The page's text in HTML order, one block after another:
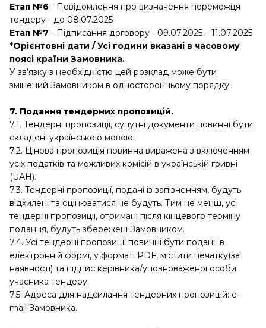
Етап №6 - Повідомлення про визначення переможця
тендеру - до 08.07.2025
Етап №7 - Підписання договору - 09.07.2025 – 11.07.2025
*Орієнтовні дати / Усі години вказані в часовому
поясі країни Замовника.
У зв’язку з необхідністю цей розклад може бути
змінений Замовником в односторонньому порядку.
7. Подання тендерних пропозицій.
7.1. Тендерні пропозиції, супутні документи повинні бути
складені українською мовою.
7.2. Цінова пропозиція повинна виражена з включенням
усіх податків та можливих комісій в українській гривні
(UAH).
7.3. Тендерні пропозиції, подані із запізненням, будуть
відхилені та оцінюватися не будуть. Тим не менш, усі
тендерні пропозиції, отримані після кінцевого терміну
подання, будуть збережені Замовником.
7.4. Усі тендерні пропозиції повинні бути подані в
електронній формі, у форматі PDF, містити печатку(за
наявності) та підпис керівника/уповноваженої особи
учасника тендеру.
7.5. Адреса для надсилання тендерних пропозицій: e-
mail Замовника.